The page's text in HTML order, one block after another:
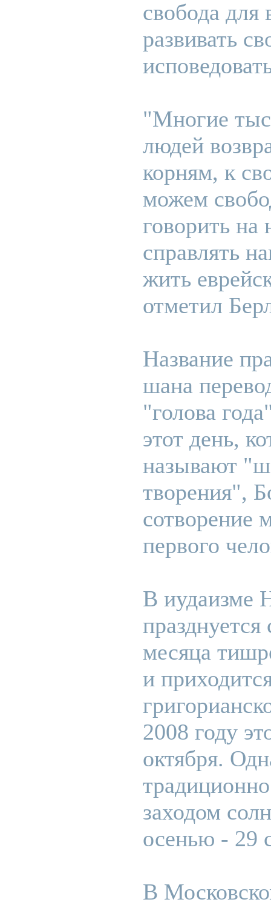
свобода для
развивать
"Многие
людей
корням, к
можем
говорить
справлять
жить
отметил
Название
шана
"голова
этот день,
называют
творения",
сотворение
первого
В иудаизме
месяца
и
2008 году
октября.
заходом
осенью - 29
В